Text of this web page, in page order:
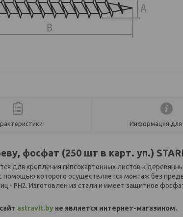
Информация для
фосфат (250 шт в карт. уп.)
для крепления гипсокартонных листов к
которого осуществляется монтаж без
- PH2. Изготовлен из стали и имеет защитное
astravit.by не является интернет-